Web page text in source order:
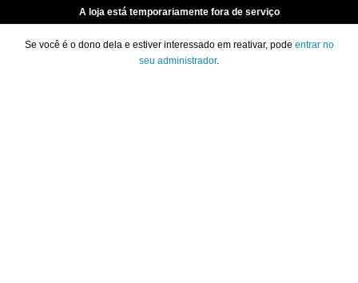
A loja está temporariamente fora de serviço
Se você é o dono dela e estiver interessado em reativar, pode entrar no
seu administrador.